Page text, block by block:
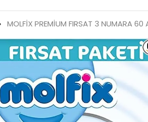
MOLFİX PREMİUM FIRSAT 3 NUMARA 60